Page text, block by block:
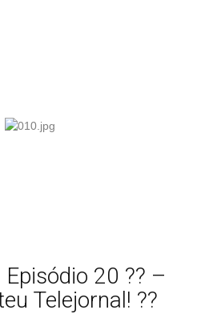
Episódio 20 ?? –
Telejornal! ??